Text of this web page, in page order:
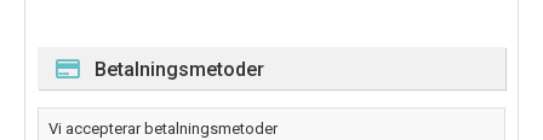
Betalningsmetoder
Vi accepterar betalningsmetoder